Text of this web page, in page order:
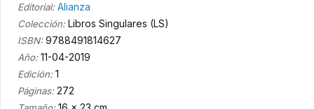
Editorial: Alianza
Colección:Libros Singulares (LS)
ISBN:9788491814627
Año:11-04-2019
Edición:1
Páginas:272